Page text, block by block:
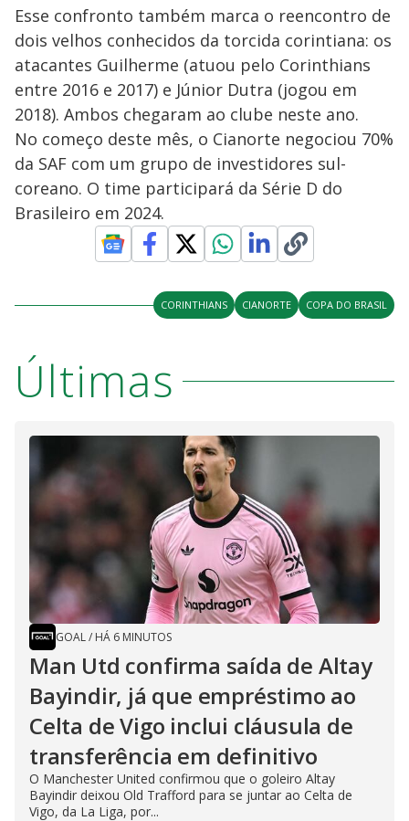
Esse confronto também marca o reencontro de
dois velhos conhecidos da torcida corintiana: os
atacantes Guilherme (atuou pelo Corinthians
entre 2016 e 2017) e Júnior Dutra (jogou em
2018). Ambos chegaram ao clube neste ano.
No começo deste mês, o Cianorte negociou 70%
da SAF com um grupo de investidores sul-
coreano. O time participará da Série D do
Brasileiro em 2024.
CORINTHIANS CIANORTE COPA DO BRASIL
Últimas
GOAL/ HÁ 6 MINUTOS
Man Utd confirma saída de Altay
Bayindir, já que empréstimo ao
Celta de Vigo inclui cláusula de
transferência em definitivo
O Manchester United confirmou que o goleiro Altay
Bayindir deixou Old Trafford para se juntar ao Celta de
Vigo, da La Liga, por...